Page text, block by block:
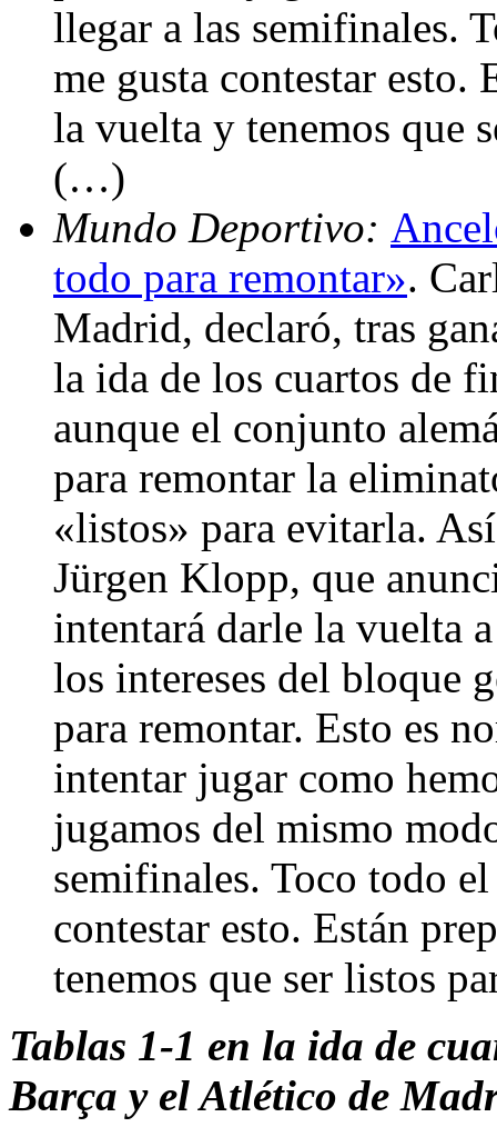
llegar a las semifinales.
me gusta contestar esto.
la vuelta y tenemos que
(…)
Mundo Deportivo:
todo para remontar».
Madrid, declaró, tras
la ida de los cuartos de
aunque el conjunto
para remontar la
«listos» para evitarla.
Jürgen Klopp, que
intentará darle la vuelta
los intereses del bloque
para remontar. Esto es
intentar jugar como
jugamos del mismo
semifinales. Toco todo
contestar esto. Están
tenemos que ser listos
Tablas 1-1 en la ida de
Barça y el Atlético de